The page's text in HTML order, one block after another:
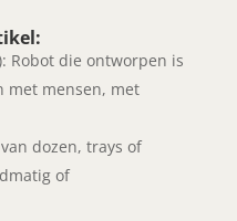
Robot die ontworpen is
met mensen, met
dozen, trays of
of